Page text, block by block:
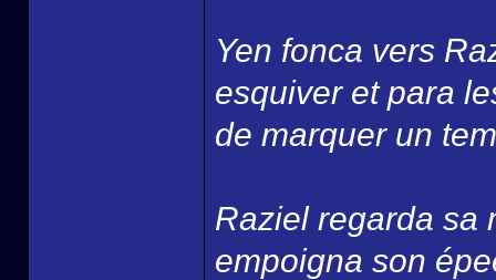
Yen fonca vers
esquiver et para
de marquer un
Raziel regarda sa
empoigna son